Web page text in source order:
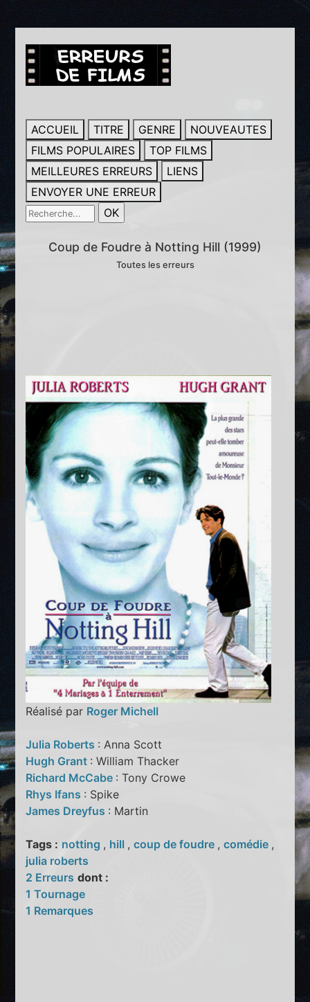
ACCUEIL TITRE GENRE
NOUVEAUTES
FILMS POPULAIRES
TOP FILMS
MEILLEURES ERREURS
LIENS
ENVOYER UNE ERREUR
Coup de Foudre à Notting Hill (1999)
Toutes les erreurs
Réalisé par Roger Michell
Julia Roberts : Anna Scott
Hugh Grant : William Thacker
Richard McCabe : Tony Crowe
Rhys Ifans : Spike
James Dreyfus : Martin
Tags : notting , hill ,coup de foudre ,comédie ,
julia roberts
2 Erreurs dont :
1 Tournage
1 Remarques